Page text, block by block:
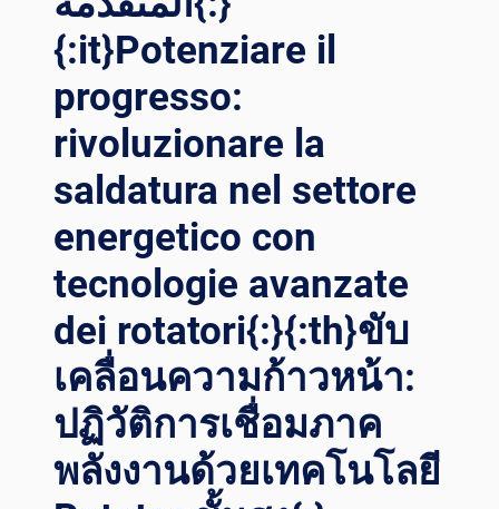
ื่อม WI
ND TO
WER: คว
ามก้
เท
รเช
ื่อม RO
TATOR{:}{:
VI}CUỘC CÁ
CH MẠ
NG HÀ
N TH
ÁP GI
ỮNG TI
TR
{:it}Potenziare il
progresso:
rivoluzionare la
saldatura nel settore
energetico con
tecnologie avanzate
dei rotatori{:}{:th}ขับ
เคลื่อนความก้าวหน้า:
ปฏิวัติการเชื่อมภาค
พลังงานด้วยเทคโนโลยี